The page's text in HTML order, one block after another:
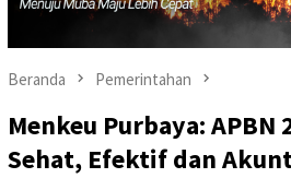
Beranda Pemerintahan
Menkeu Purbaya: APBN
Sehat, Efektif dan